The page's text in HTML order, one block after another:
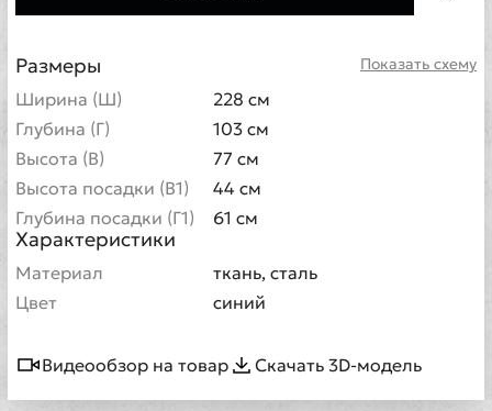
Показать схему
Размеры
Ширина (Ш)
228 см
Глубина (Г)
103 см
Высота (В)
77 см
Высота посадки (В1)
44 см
Глубина посадки (Г1)
61 см
Характеристики
Материал
ткань, сталь
Цвет
синий
Видеообзор на товар Скачать 3D-модель